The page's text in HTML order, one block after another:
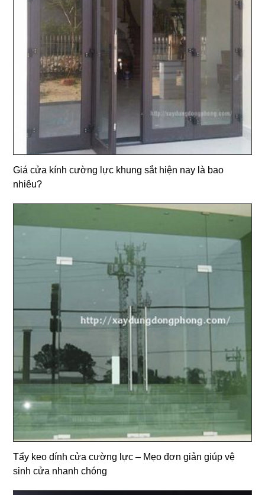
Giá cửa kính cường lực khung sắt hiện nay là bao
nhiêu?
Tẩy keo dính cửa cường lực – Mẹo đơn giản giúp vệ
sinh cửa nhanh chóng